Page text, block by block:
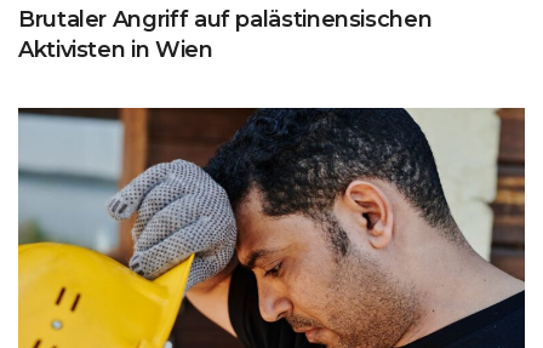
Brutaler Angriff auf palästinensischen
Aktivisten in Wien